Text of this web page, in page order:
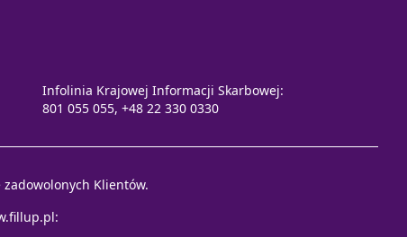
Infolinia Krajowej Informacji Skarbowej:
801 055 055, +48 22 330 0330
Klientów.
: